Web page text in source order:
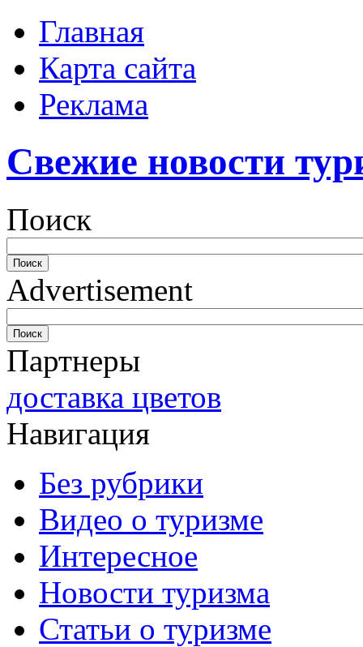
Главная
Карта сайта
Реклама
Свежие новости
Поиск
Advertisement
Партнеры
доставка цветов
Навигация
Без рубрики
Видео о туризме
Интересное
Новости туризма
Статьи о туризме